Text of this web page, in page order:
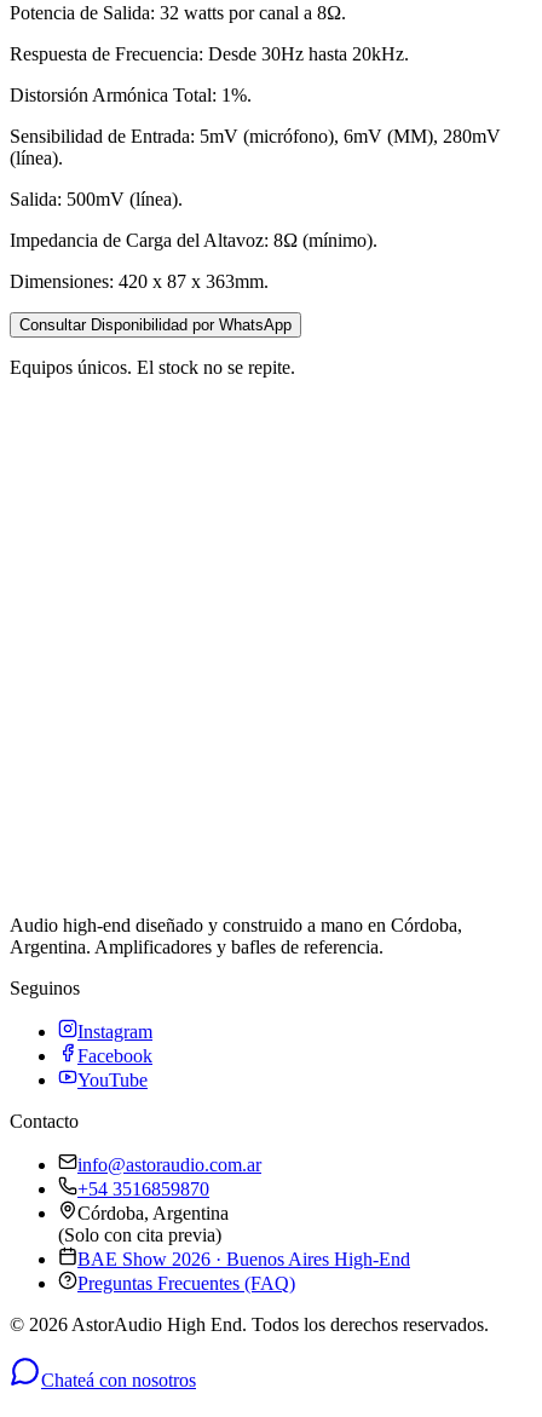
Potencia de Salida: 32 watts por canal a 8Ω.
Respuesta de Frecuencia: Desde 30Hz hasta 20kHz.
Distorsión Armónica Total: 1%.
Sensibilidad de Entrada: 5mV (micrófono), 6mV (MM), 280mV
(línea).
Salida: 500mV (línea).
Impedancia de Carga del Altavoz: 8Ω (mínimo).
Dimensiones: 420 x 87 x 363mm.
Consultar Disponibilidad por WhatsApp
Equipos únicos. El stock no se repite.
Audio high-end diseñado y construido a mano en Córdoba,
Argentina. Amplificadores y bafles de referencia.
Seguinos
Instagram
Facebook
YouTube
Contacto
info@astoraudio.com.ar
+54 3516859870
Córdoba, Argentina
(Solo con cita previa)
BAE Show 2026 · Buenos Aires High-End
Preguntas Frecuentes (FAQ)
© 2026 AstorAudio High End. Todos los derechos reservados.
Chateá con nosotros